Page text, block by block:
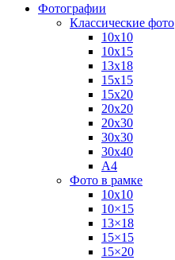
Фотографии
Классические фото
10х10
10х15
13х18
15х15
15х20
20х20
20х30
30х30
30х40
А4
Фото в рамке
10х10
10×15
13×18
15×15
15×20